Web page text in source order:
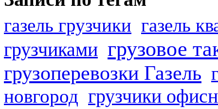
газель грузчики газель
грузчиками грузовое
грузоперевозки Газель
новгород грузчики